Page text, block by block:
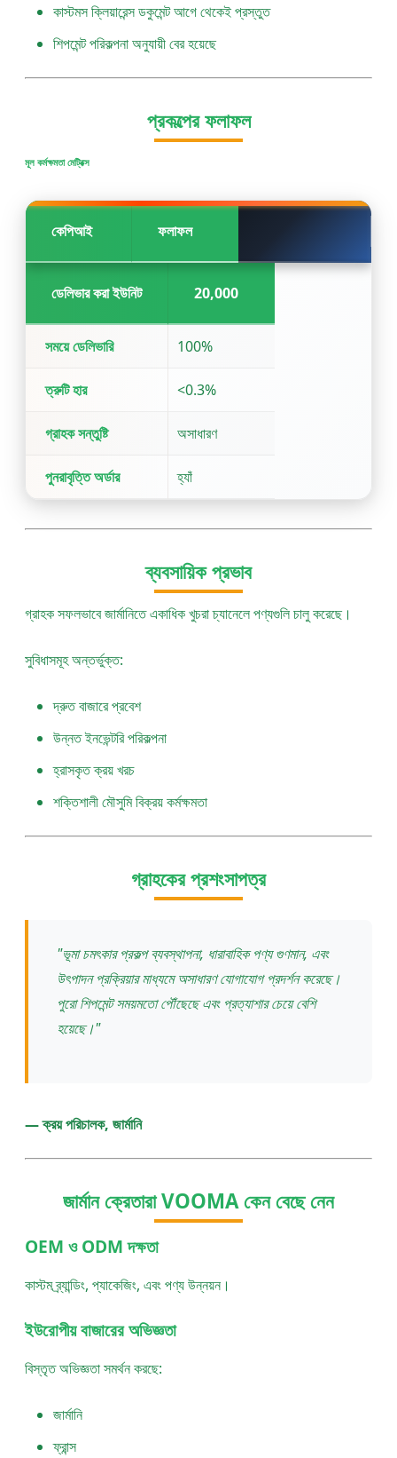
কাস্টমস ক্লিয়ারেন্স ডকুমেন্ট আগে থেকেই প্রস্তুত
শিপমেন্ট পরিকল্পনা অনুযায়ী বের হয়েছে
প্রকল্পের ফলাফল
মূল কর্মক্ষমতা মেট্রিক্স
কেপিআই ফলাফল
ডেলিভার করা ইউনিট 20,000
সময়ে ডেলিভারি 100%
ত্রুটি হার <0.3%
গ্রাহক সন্তুষ্টি অসাধারণ
পুনরাবৃত্তি অর্ডার হ্যাঁ
ব্যবসায়িক প্রভাব
গ্রাহক সফলভাবে জার্মানিতে একাধিক খুচরা চ্যানেলে পণ্যগুলি চালু করেছে।
সুবিধাসমূহ অন্তর্ভুক্ত:
দ্রুত বাজারে প্রবেশ
উন্নত ইনভেন্টরি পরিকল্পনা
হ্রাসকৃত ক্রয় খরচ
শক্তিশালী মৌসুমি বিক্রয় কর্মক্ষমতা
গ্রাহকের প্রশংসাপত্র
"ভূমা চমৎকার প্রকল্প ব্যবস্থাপনা, ধারাবাহিক পণ্য গুণমান, এবং
উৎপাদন প্রক্রিয়ার মাধ্যমে অসাধারণ যোগাযোগ প্রদর্শন করেছে।
পুরো শিপমেন্ট সময়মতো পৌঁছেছে এবং প্রত্যাশার চেয়ে বেশি
হয়েছে।"
— ক্রয় পরিচালক, জার্মানি
জার্মান ক্রেতারা VOOMA কেন বেছে নেন
OEM ও ODM দক্ষতা
কাস্টম ব্র্যান্ডিং, প্যাকেজিং, এবং পণ্য উন্নয়ন।
ইউরোপীয় বাজারের অভিজ্ঞতা
বিস্তৃত অভিজ্ঞতা সমর্থন করছে:
জার্মানি
ফ্রান্স